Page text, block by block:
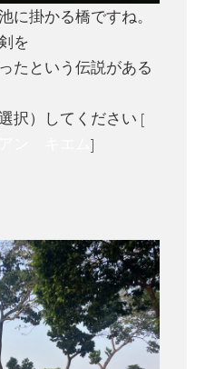
掛かる橋ですね。
を
たという伝説がある
択）してください [
]